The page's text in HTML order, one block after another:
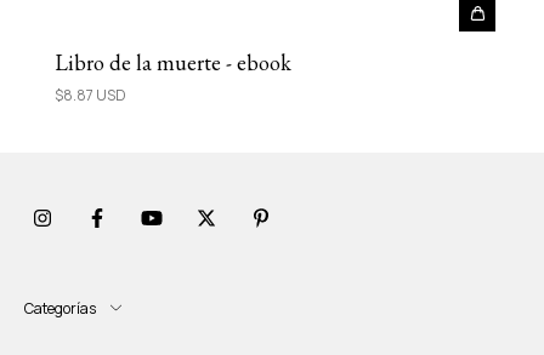
Libro de la muerte - ebook
$8.87 USD
Categorías